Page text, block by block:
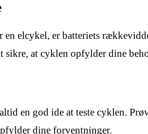
elcykel, er batteriets
sikre, at cyklen opfylder dine
en god ide at teste cyklen.
dine forventninger.